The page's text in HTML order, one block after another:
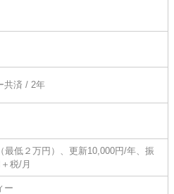
共済 / 2年
最低２万円）、更新10,000円/年、振
税/月
ー